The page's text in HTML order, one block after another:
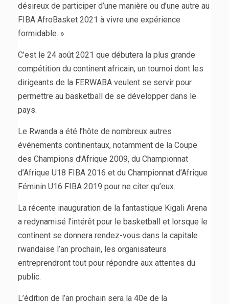
désireux de participer d’une manière ou d’une autre au
FIBA AfroBasket 2021 à vivre une expérience
formidable. »
C’est le 24 août 2021 que débutera la plus grande
compétition du continent africain, un tournoi dont les
dirigeants de la FERWABA veulent se servir pour
permettre au basketball de se développer dans le
pays.
Le Rwanda a été l’hôte de nombreux autres
événements continentaux, notamment de la Coupe
des Champions d’Afrique 2009, du Championnat
d’Afrique U18 FIBA 2016 et du Championnat d’Afrique
Féminin U16 FIBA 2019 pour ne citer qu’eux.
La récente inauguration de la fantastique Kigali Arena
a redynamisé l’intérêt pour le basketball et lorsque le
continent se donnera rendez-vous dans la capitale
rwandaise l’an prochain, les organisateurs
entreprendront tout pour répondre aux attentes du
public.
L’édition de l’an prochain sera la 40e de la